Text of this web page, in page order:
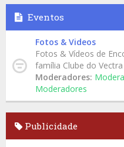
Eventos
Fotos & Videos
Fotos & Vídeos de
família Clube do Vectra
Moderadores:
Moderadores
Publicidade